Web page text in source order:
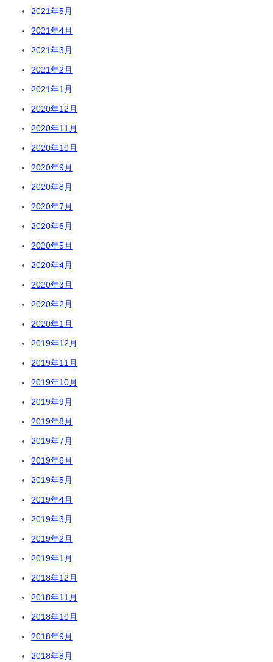
2021年5月
2021年4月
2021年3月
2021年2月
2021年1月
2020年12月
2020年11月
2020年10月
2020年9月
2020年8月
2020年7月
2020年6月
2020年5月
2020年4月
2020年3月
2020年2月
2020年1月
2019年12月
2019年11月
2019年10月
2019年9月
2019年8月
2019年7月
2019年6月
2019年5月
2019年4月
2019年3月
2019年2月
2019年1月
2018年12月
2018年11月
2018年10月
2018年9月
2018年8月